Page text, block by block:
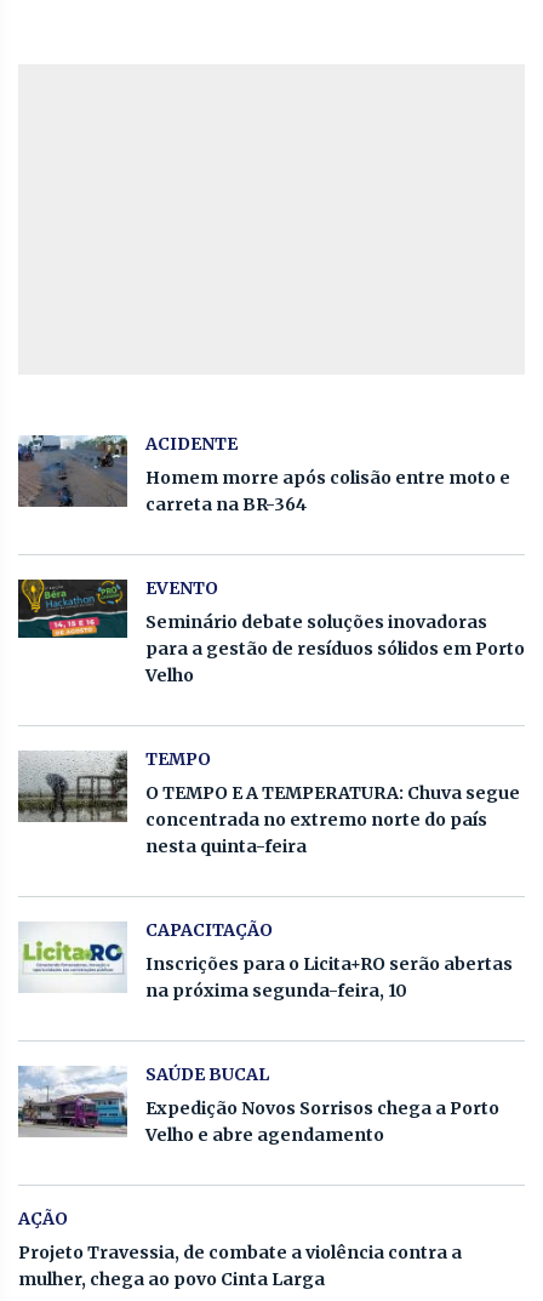
ACIDENTE
Homem morre após colisão entre moto e
carreta na BR-364
EVENTO
Seminário debate soluções inovadoras
para a gestão de resíduos sólidos em Porto
Velho
TEMPO
O TEMPO E A TEMPERATURA: Chuva segue
concentrada no extremo norte do país
nesta quinta-feira
CAPACITAÇÃO
Inscrições para o Licita+RO serão abertas
na próxima segunda-feira, 10
SAÚDE BUCAL
Expedição Novos Sorrisos chega a Porto
Velho e abre agendamento
AÇÃO
Projeto Travessia, de combate a violência contra a
mulher, chega ao povo Cinta Larga